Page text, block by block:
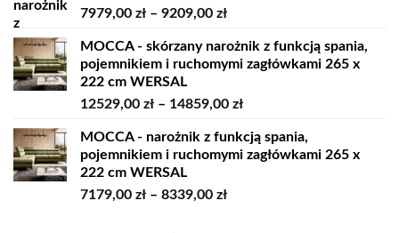
7979,00 zł – 9209,00 złZakres
od
7979,00 zł
9209,00 zł
MOCCA - skórzany narożnik z funkcją spania,
pojemnikiem i ruchomymi zagłówkami 265 x
222 cm WERSAL
12529,00 zł – 14859,00 złZakres
od
12529,00 zł
MOCCA - narożnik z funkcją spania,
pojemnikiem i ruchomymi zagłówkami 265 x
222 cm WERSAL
7179,00 zł – 8339,00 złZakres